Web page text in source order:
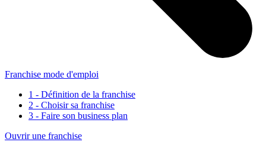
Franchise mode d'emploi
1 - Définition de la franchise
2 - Choisir sa franchise
3 - Faire son business plan
Ouvrir une franchise